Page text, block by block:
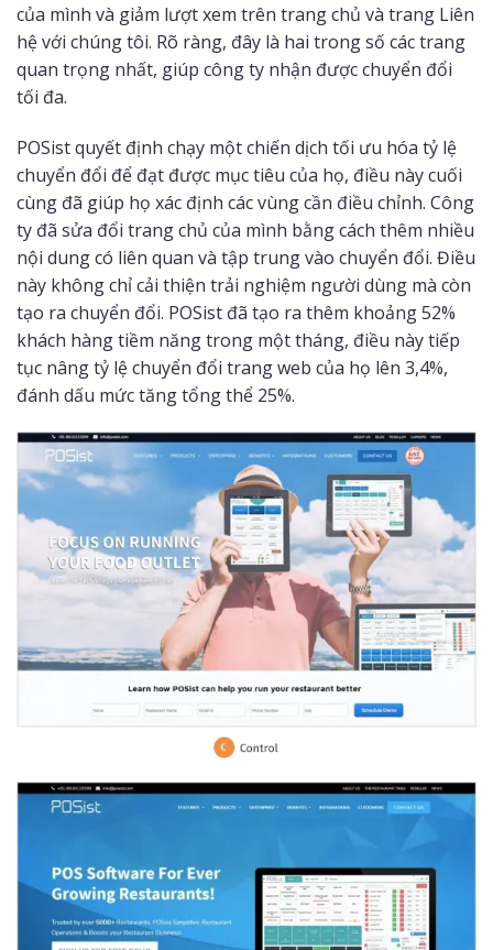
của mình và giảm lượt xem trên trang chủ và trang Liên
hệ với chúng tôi. Rõ ràng, đây là hai trong số các trang
quan trọng nhất, giúp công ty nhận được chuyển đổi
tối đa.
POSist quyết định chạy một chiến dịch tối ưu hóa tỷ lệ
chuyển đổi để đạt được mục tiêu của họ, điều này cuối
cùng đã giúp họ xác định các vùng cần điều chỉnh. Công
ty đã sửa đổi trang chủ của mình bằng cách thêm nhiều
nội dung có liên quan và tập trung vào chuyển đổi. Điều
này không chỉ cải thiện trải nghiệm người dùng mà còn
tạo ra chuyển đổi. POSist đã tạo ra thêm khoảng 52%
khách hàng tiềm năng trong một tháng, điều này tiếp
tục nâng tỷ lệ chuyển đổi trang web của họ lên 3,4%,
đánh dấu mức tăng tổng thể 25%.